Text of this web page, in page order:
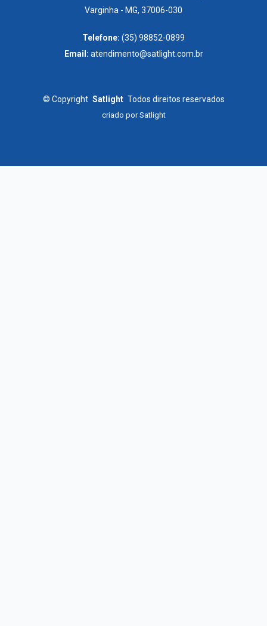
Varginha - MG, 37006-030
Telefone: (35) 98852-0899
Email: atendimento@satlight.com.br
© Copyright Satlight Todos direitos reservados
criado porSatlight